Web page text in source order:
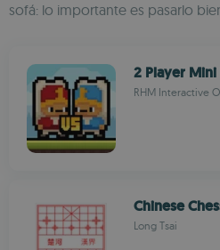
sofá: lo importante es pasarlo
2 Player Mini
RHM Interactive
Chinese
Long Tsai